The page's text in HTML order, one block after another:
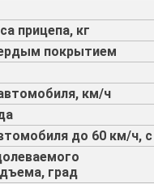
прицепа, кг
покрытием
км/ч
до 60 км/ч, с
град